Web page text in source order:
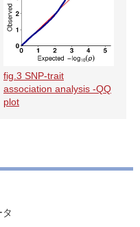
fig.3 SNP-trait
association analysis -QQ
plot